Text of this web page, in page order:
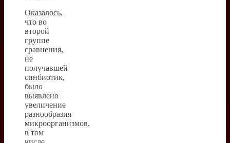
Оказалось,
что во
второй
группе
сравнения,
не
получавшей
синбиотик,
было
выявлено
увеличение
разнообразия
микроорганизмов,
в том